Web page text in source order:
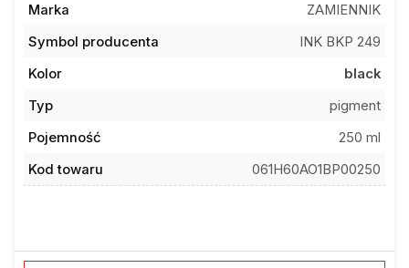
Marka
ZAMIENNIK
Symbol producenta
INK BKP 249
Kolor
black
Typ
pigment
Pojemność
250 ml
Kod towaru
061H60AO1BP00250